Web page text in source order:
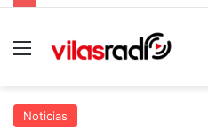
Menú
Noticias